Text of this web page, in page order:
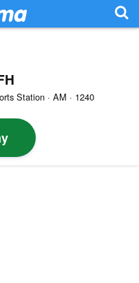
Station · AM · 1240